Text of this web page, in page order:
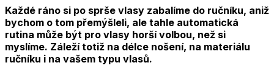
Každé ráno si po sprše vlasy zabalíme do ručníku, aniž
bychom o tom přemýšleli, ale tahle automatická
rutina může být pro vlasy horší volbou, než si
myslíme. Záleží totiž na délce nošení, na materiálu
ručníku i na vašem typu vlasů.